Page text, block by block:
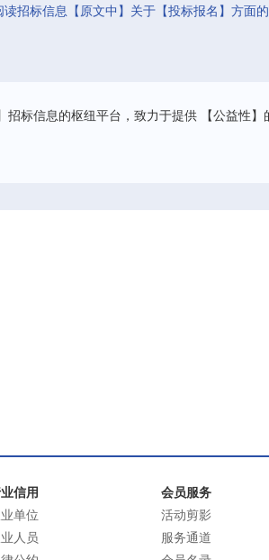
招标信息【原文中】关于【投标报名】方面
标信息的枢纽平台，致力于提供 【公益性】
信用
单位
人员
会员服务
活动剪影
服务通道